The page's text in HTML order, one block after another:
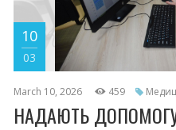
10
03
March 10, 2026 459
НАДАЮТЬ